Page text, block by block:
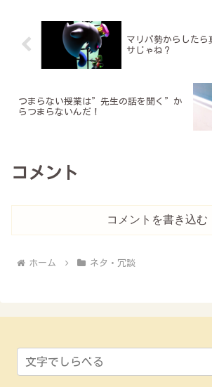
は現実ではまだ発売されていま
せ...
マリパ勢からしたら
サじゃね？
つまらない授業は”先生の話を聞く”か
らつまらないんだ！
コメント
コメントを書き込む
ホーム ネタ・冗談